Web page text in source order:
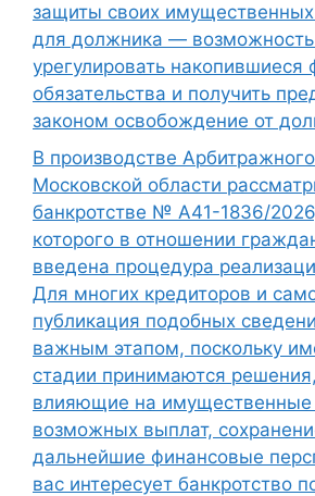
защиты своих имущественных
для должника — возможность
урегулировать накопившиеся
обязательства и получить
законом освобождение от
В производстве
Московской области
банкротстве № А41-1836/
которого в отношении
введена процедура
Для многих кредиторов и
публикация подобных
важным этапом, поскольку
стадии принимаются
влияющие на имущественные
возможных выплат,
дальнейшие финансовые
вас интересует банкротство